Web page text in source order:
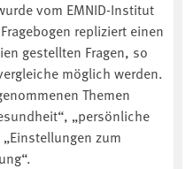
vom EMNID-Institut
repliziert einen
gestellten Fragen, so
möglich werden.
Themen
„persönliche
zum